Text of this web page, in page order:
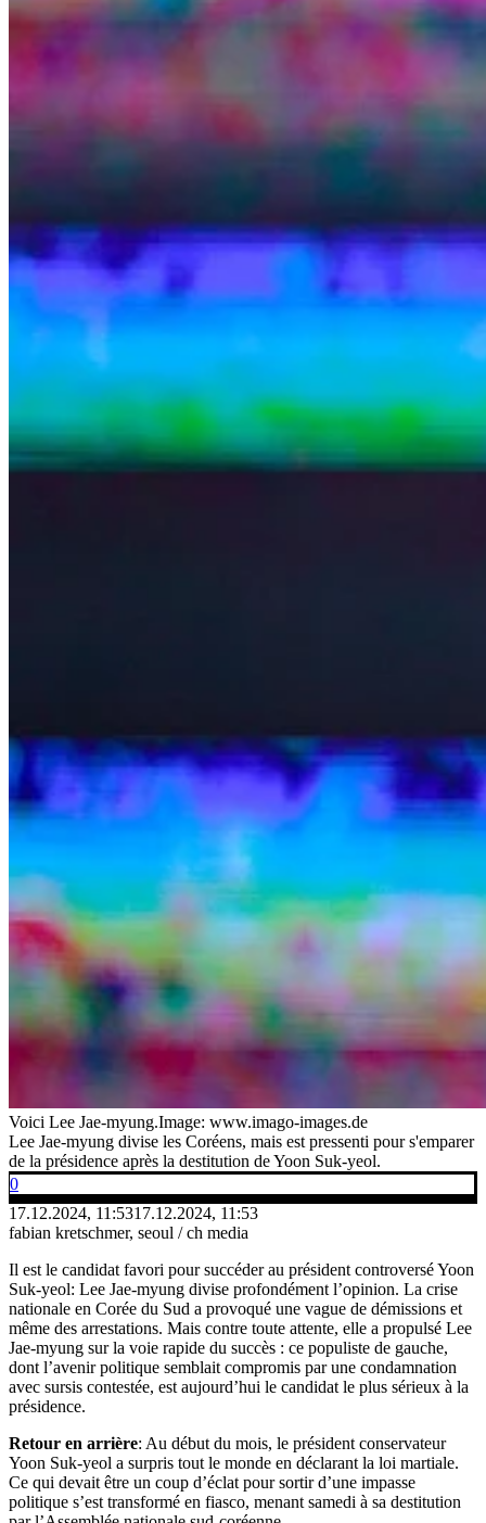
Voici Lee Jae-myung.Image: www.imago-images.de
Lee Jae-myung divise les Coréens, mais est pressenti pour s'emparer
de la présidence après la destitution de Yoon Suk-yeol.
0
17.12.2024, 11:5317.12.2024, 11:53
fabian kretschmer, seoul / ch media
Il est le candidat favori pour succéder au président controversé Yoon
Suk-yeol: Lee Jae-myung divise profondément l’opinion. La crise
nationale en Corée du Sud a provoqué une vague de démissions et
même des arrestations. Mais contre toute attente, elle a propulsé Lee
Jae-myung sur la voie rapide du succès : ce populiste de gauche,
dont l’avenir politique semblait compromis par une condamnation
avec sursis contestée, est aujourd’hui le candidat le plus sérieux à la
présidence.
Retour en arrière: Au début du mois, le président conservateur
Yoon Suk-yeol a surpris tout le monde en déclarant la loi martiale.
Ce qui devait être un coup d’éclat pour sortir d’une impasse
politique s’est transformé en fiasco, menant samedi à sa destitution